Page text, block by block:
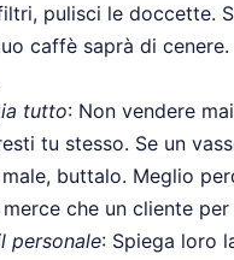
pulisci le doccette.
caffè saprà di
tutto: Non vendere
tu stesso. Se un
buttalo. Meglio
che un cliente per
personale: Spiega loro